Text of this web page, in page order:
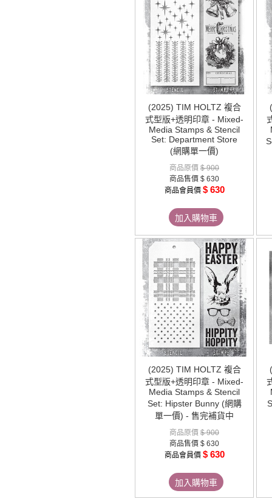
(2025) TIM HOLTZ 複合
式型版+透明印章 - Mixed-
Media Stamps & Stencil
Set: Department Store
(網購單一價)
商品原價 $ 900
商品售價 $ 630
商品會員價 $ 630
加入購物車
(2025) TIM HOLTZ 複合
式型版+透明印章 - Mixed-
Media Stamps & Stencil
Set: Hipster Bunny (網購
單一價) - 售完補貨中
商品原價 $ 900
商品售價 $ 630
商品會員價 $ 630
加入購物車